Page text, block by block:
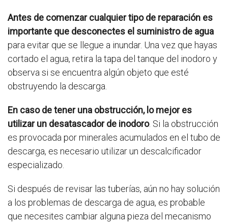
Antes de comenzar cualquier tipo de reparación es
importante que desconectes el suministro de agua
para evitar que se llegue a inundar. Una vez que hayas
cortado el agua, retira la tapa del tanque del inodoro y
observa si se encuentra algún objeto que esté
obstruyendo la descarga.
En caso de tener una obstrucción, lo mejor es
utilizar un desatascador de inodoro. Si la obstrucción
es provocada por minerales acumulados en el tubo de
descarga, es necesario utilizar un descalcificador
especializado.
Si después de revisar las tuberías, aún no hay solución
a los problemas de descarga de agua, es probable
que necesites cambiar alguna pieza del mecanismo